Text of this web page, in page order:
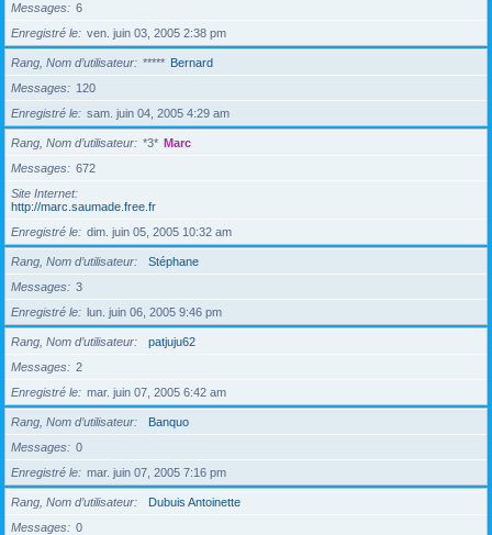
Messages
6
Enregistré le
ven. juin 03, 2005 2:38 pm
Rang, Nom d’utilisateur ***** Bernard
Messages
120
Enregistré le
sam. juin 04, 2005 4:29 am
Rang, Nom d’utilisateur *3* Marc
Messages
672
Site Internet
http://marc.saumade.free.fr
Enregistré le
dim. juin 05, 2005 10:32 am
Rang, Nom d’utilisateur
Stéphane
Messages
3
Enregistré le
lun. juin 06, 2005 9:46 pm
Rang, Nom d’utilisateur
patjuju62
Messages
2
Enregistré le
mar. juin 07, 2005 6:42 am
Rang, Nom d’utilisateur
Banquo
Messages
0
Enregistré le
mar. juin 07, 2005 7:16 pm
Rang, Nom d’utilisateur
Dubuis Antoinette
Messages
0